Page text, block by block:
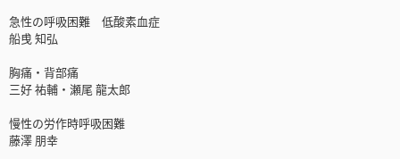
急性の呼吸困難 低酸素血症
船曵 知弘
胸痛・背部痛
三好 祐輔・瀬尾 龍太郎
慢性の労作時呼吸困難
藤澤 朋幸